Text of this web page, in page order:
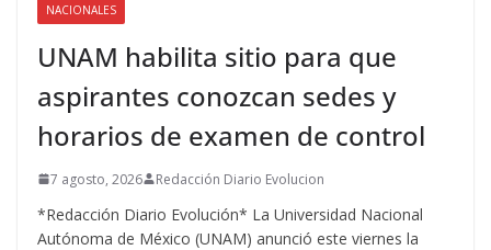
NACIONALES
UNAM habilita sitio para que
aspirantes conozcan sedes y
horarios de examen de control
7 agosto, 2026 Redacción Diario Evolucion
*Redacción Diario Evolución* La Universidad Nacional
Autónoma de México (UNAM) anunció este viernes la